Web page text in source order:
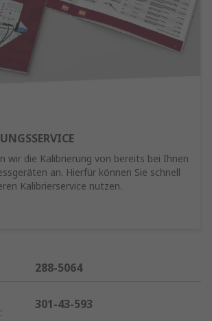
wir die Kalibrierung von bereits bei Ihnen
an. Hierfür können Sie schnell
Kalibrierservice nutzen.
288-5064
:
301-43-593